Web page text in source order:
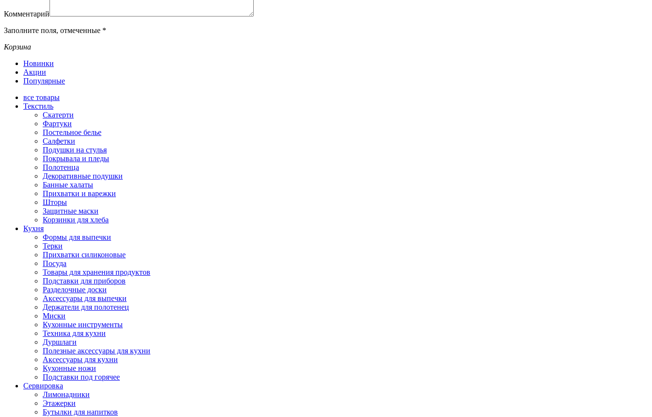
Комментарий
Заполните поля, отмеченные *
Корзина
Новинки
Акции
Популярные
все товары
Текстиль
Скатерти
Фартуки
Постельное белье
Салфетки
Подушки на стулья
Покрывала и пледы
Полотенца
Декоративные подушки
Банные халаты
Прихватки и варежки
Шторы
Защитные маски
Корзинки для хлеба
Кухня
Формы для выпечки
Терки
Прихватки силиконовые
Посуда
Товары для хранения продуктов
Подставки для приборов
Разделочные доски
Аксессуары для выпечки
Держатели для полотенец
Миски
Кухонные инструменты
Техника для кухни
Дуршлаги
Полезные аксессуары для кухни
Аксессуары для кухни
Кухонные ножи
Подставки под горячее
Сервировка
Лимонадники
Этажерки
Бутылки для напитков